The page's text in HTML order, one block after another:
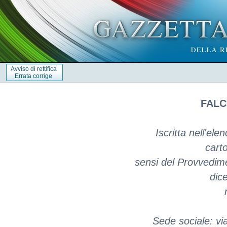
Avviso di rettifica
Errata corrige
Iscritta
sensi del
Sede sociale: